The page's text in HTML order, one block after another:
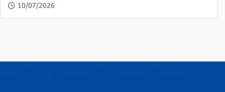
10/07/2026